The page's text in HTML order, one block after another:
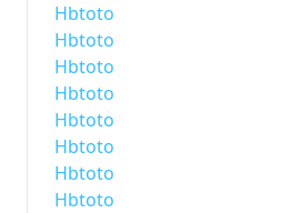
Hbtoto
Hbtoto
Hbtoto
Hbtoto
Hbtoto
Hbtoto
Hbtoto
Hbtoto